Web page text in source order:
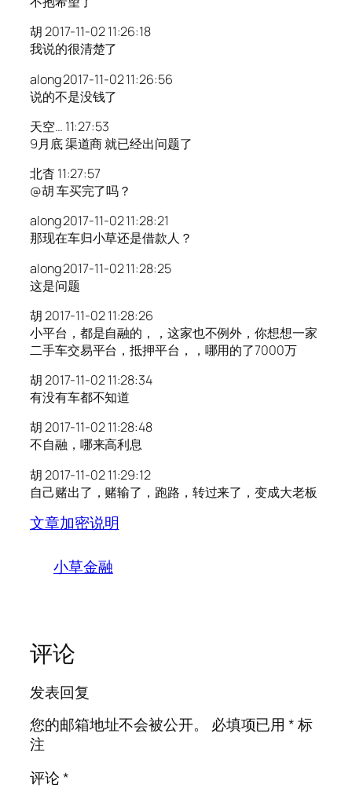
胡 2017-11-02 11:26:18
我说的很清楚了
along 2017-11-02 11:26:56
说的不是没钱了
天空… 11:27:53
9月底 渠道商 就已经出问题了
北杳 11:27:57
@胡 车买完了吗？
along 2017-11-02 11:28:21
那现在车归小草还是借款人？
along 2017-11-02 11:28:25
这是问题
胡 2017-11-02 11:28:26
小平台，都是自融的，，这家也不例外，你想想一家
二手车交易平台，抵押平台，，哪用的了7000万
胡 2017-11-02 11:28:34
有没有车都不知道
胡 2017-11-02 11:28:48
不自融，哪来高利息
胡 2017-11-02 11:29:12
自己赌出了，赌输了，跑路，转过来了，变成大老板
文章加密说明
小草金融
评论
发表回复
您的邮箱地址不会被公开。
必填项已用*标
注
评论*